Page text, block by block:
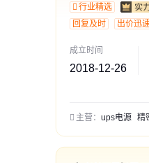
行业精选
回复及时 出价迅
成立时间
2018-12-26
主营： ups电源 精